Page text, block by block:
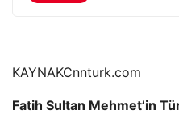
KAYNAKCnnturk.com
Fatih Sultan Mehmet’in